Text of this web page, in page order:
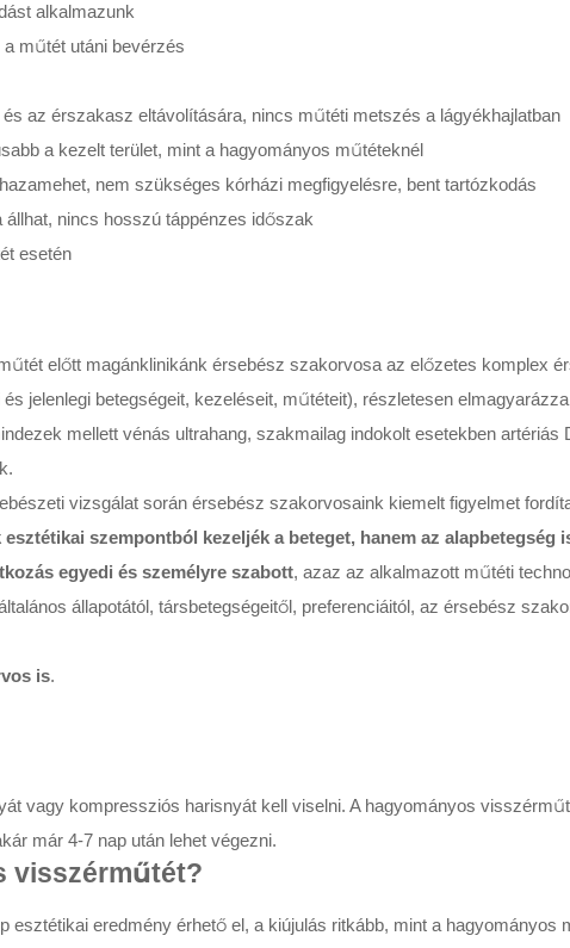
alkalmazunk
műtét utáni bevérzés
az érszakasz eltávolítására, nincs műtéti metszés a lágyékhajlatban
a kezelt terület, mint a hagyományos műtéteknél
nem szükséges kórházi megfigyelésre, bent tartózkodás
nincs hosszú táppénzes időszak
esetén
előtt magánklinikánk érsebész szakorvosa az előzetes komplex
jelenlegi betegségeit, kezeléseit, műtéteit), részletesen
mellett vénás ultrahang, szakmailag indokolt esetekben
vizsgálat során érsebész szakorvosaink kiemelt figyelmet
esztétikai szempontból kezeljék a beteget, hanem az alapbetegség
egyedi és személyre szabott, azaz az alkalmazott műtéti
állapotától, társbetegségeitől, preferenciáitól, az érsebész
is.
vagy kompressziós harisnyát kell viselni. A hagyományos
már 4-7 nap után lehet végezni.
visszérműtét?
eredmény érhető el, a kiújulás ritkább, mint a